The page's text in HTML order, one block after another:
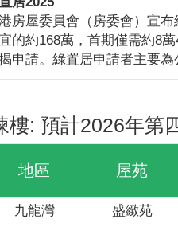
房屋委員會（房委會）宣
的約168萬，首期僅需約8
申請。綠置居申請者主要
樓: 預計2026年第
地區 屋苑
九龍灣 盛緻苑